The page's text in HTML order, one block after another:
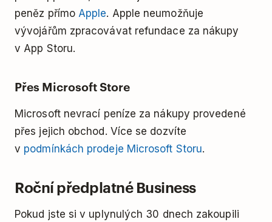
peněz přímo Apple. Apple neumožňuje
vývojářům zpracovávat refundace za nákupy
v App Storu.
Přes Microsoft Store
Microsoft nevrací peníze za nákupy provedené
přes jejich obchod. Více se dozvíte
v podmínkách prodeje Microsoft Storu.
Roční předplatné Business
Pokud jste si v uplynulých 30 dnech zakoupili